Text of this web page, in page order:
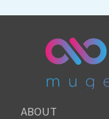
ABOUT